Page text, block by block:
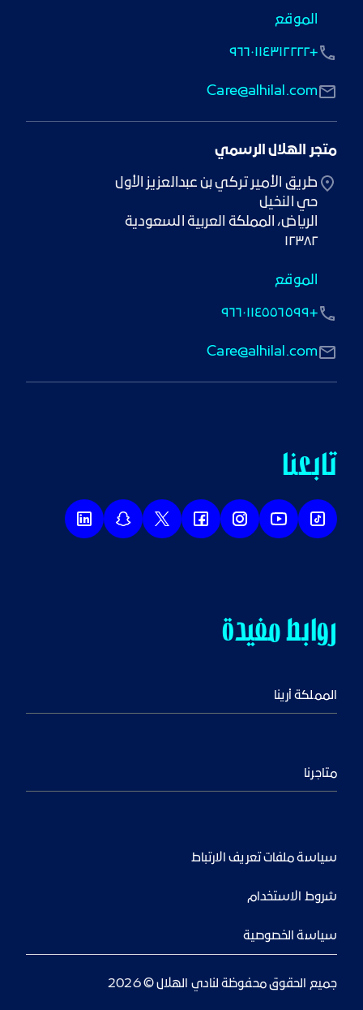
الموقع
Care@alhilal.com
+٩٦٦٠١١٤٣١٢٢٢٢
متجر الهلال الرسمي
حي النخيل
١٢٣٨٢
الموقع
Care@alhilal.com
+٩٦٦٠١١٤٥٥٦٥٩٩
روابط مفيدة
المملكة أرينا
متاجرنا
تابعنا
سياسة ملفات تعريف الارتباط
شروط الاستخدام
سياسة الخصوصية
جميع الحقوق محفوظة لنادي الهلال © 2026